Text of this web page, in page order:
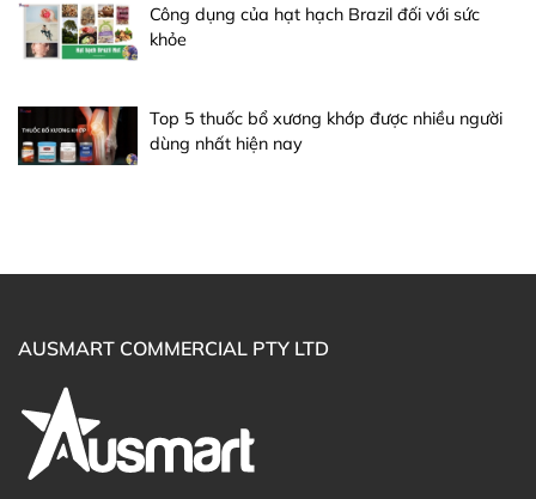
Công dụng của hạt hạch Brazil đối với sức
khỏe
Top 5 thuốc bổ xương khớp được nhiều người
dùng nhất hiện nay
AUSMART COMMERCIAL PTY LTD